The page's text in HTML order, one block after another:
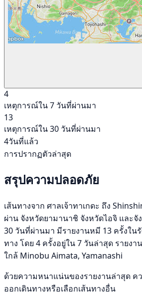
4
เหตุการณ์ใน 7 วันที่ผ่านมา
13
เหตุการณ์ใน 30 วันที่ผ่านมา
4วันที่แล้ว
การปรากฏตัวล่าสุด
สรุปความปลอดภัย
เส้นทางจาก ศาลเจ้าทาเกดะ ถึง
ผ่าน จังหวัดยามานาชิ จังหวัดไอจิ และ
30 วันที่ผ่านมา มีรายงานหมี 13 ครั้งใน
ทาง โดย 4 ครั้งอยู่ใน 7 วันล่าสุด รายง
ใกล้ Minobu Aimata, Yamanashi
ด้วยความหนาแน่นของรายงานล่าสุด ค
ออกเดินทางหรือเลือกเส้นทางอื่น